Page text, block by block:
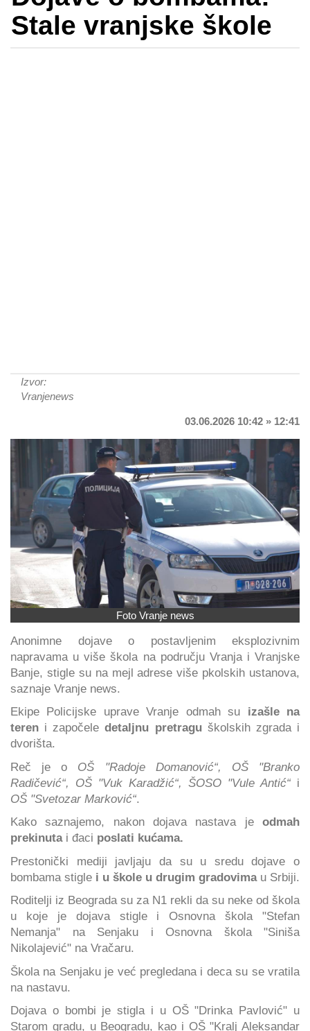
Stale vranjske škole
Izvor:
Vranjenews
03.06.2026 10:42 » 12:41
Foto Vranje news
Anonimne dojave o postavljenim eksplozivnim
napravama u više škola na području Vranja i Vranjske
Banje, stigle su na mejl adrese više pkolskih ustanova,
saznaje Vranje news.
Ekipe Policijske uprave Vranje odmah su izašle na
teren i započeledetaljnu pretraguškolskih zgrada i
dvorišta.
Reč je o OŠ "Radoje Domanović“, OŠ "Branko
Radičević“, OŠ "Vuk Karadžić“, ŠOSO "Vule Antić“ i
OŠ "Svetozar Marković“.
Kako saznajemo, nakon dojava nastava je odmah
prekinuta i đaci poslati kućama.
Prestonički mediji javljaju da su u sredu dojave o
bombama stigle i u škole u drugim gradovimau Srbiji.
Roditelji iz Beograda su za N1 rekli da su neke od škola
u koje je dojava stigle i Osnovna škola "Stefan
Nemanja" na Senjaku i Osnovna škola "Siniša
Nikolajević" na Vračaru.
Škola na Senjaku je već pregledana i deca su se vratila
na nastavu.
Dojava o bombi je stigla i u OŠ "Drinka Pavlović" u
Starom gradu, u Beogradu, kao i OŠ "Kralj Aleksandar